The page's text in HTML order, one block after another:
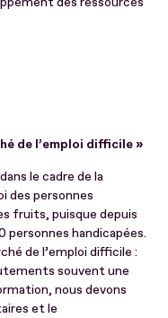
de l’emploi difficile »
le cadre de la
des personnes
fruits, puisque depuis
personnes handicapées.
de l’emploi difficile :
souvent une
nous devons
et le